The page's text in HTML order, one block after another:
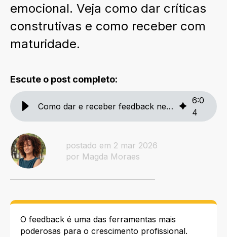
emocional. Veja como dar críticas
construtivas e como receber com
maturidade.
Escute o post completo:
Como dar e receber feedback negativo no trabalho
6:0
4
postado em 2 mar 2026
por Magda Moraes
O feedback é uma das ferramentas mais
poderosas para o crescimento profissional.